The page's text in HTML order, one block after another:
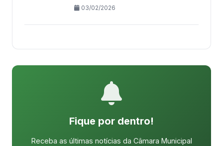
03/02/2026
Fique por dentro!
Receba as últimas notícias da Câmara Municipal